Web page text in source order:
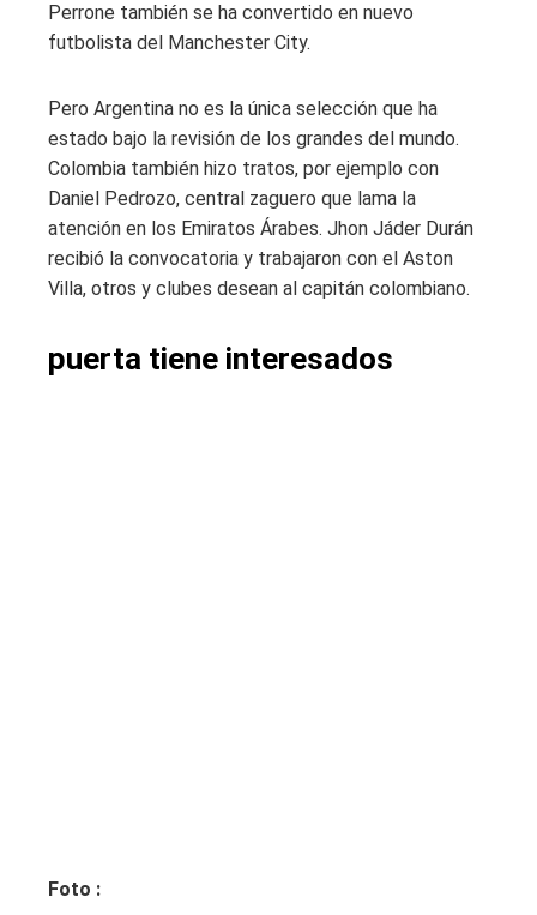
Perrone también se ha convertido en nuevo
futbolista del Manchester City.
Pero Argentina no es la única selección que ha
estado bajo la revisión de los grandes del mundo.
Colombia también hizo tratos, por ejemplo con
Daniel Pedrozo, central zaguero que lama la
atención en los Emiratos Árabes. Jhon Jáder Durán
recibió la convocatoria y trabajaron con el Aston
Villa, otros y clubes desean al capitán colombiano.
puerta tiene interesados
Foto :